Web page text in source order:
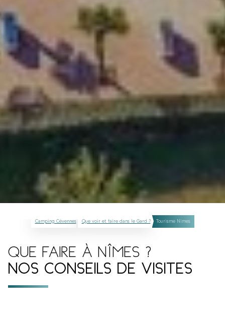
Camping Cévennes Que voir et faire dans le Gard ? Tourisme Nimes
QUE FAIRE À NÎMES ?
NOS CONSEILS DE VISITES